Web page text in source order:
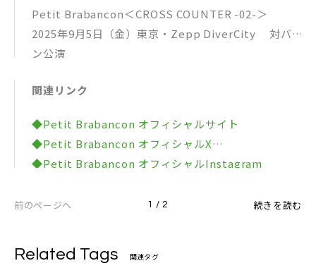
07. Loser
08. 無秩序は無口と謳う
09. 渇き
11. Mickey
13. Vendetta
06. Thread & Needle
07. SUNTOWN
Petit Brabancon＜CROSS COUNTER -02-＞
2025年9月5日（金）東京・Zepp DiverCity 対バ
ン公演
INE ※
INE ※
2025年9月20日（土）大阪・GORILLA HALL OSAKA
※
※
マン公演
関連リンク
◆Petit Brabancon オフィシャルサイト
◆Petit Brabancon オフィシャルX
◆Petit Brabancon オフィシャルInstagram
◆Petit Brabancon オフィシャルYouTubeチャンネ
前のページへ 1 / 2 続きを読む
Related Tags 関連タグ